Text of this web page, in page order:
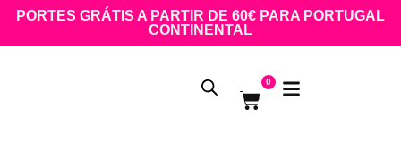
PORTES GRÁTIS A PARTIR DE 60€ PARA PORTUGAL
CONTINENTAL
0